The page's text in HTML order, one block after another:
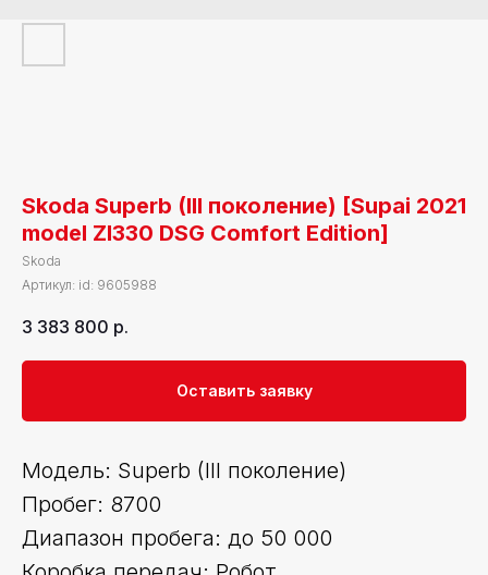
Skoda Superb (III поколение) [Supai 2021
model ZI330 DSG Comfort Edition]
Skoda
Артикул: id: 9605988
3 383 800 р.
Оставить заявку
Модель: Superb (III поколение)
Пробег: 8700
Диапазон пробега: до 50 000